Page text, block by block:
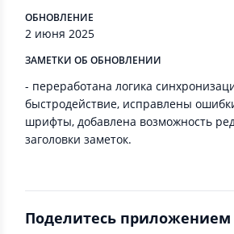
ОБНОВЛЕНИЕ
2 июня 2025
ЗАМЕТКИ ОБ ОБНОВЛЕНИИ
- переработана логика
быстродействие, исправлены
шрифты, добавлена возможность
заголовки заметок.
Поделитесь приложением